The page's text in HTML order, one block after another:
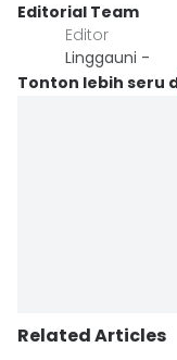
Editorial Team
Editor
Linggauni -
Tonton lebih seru
Related Articles